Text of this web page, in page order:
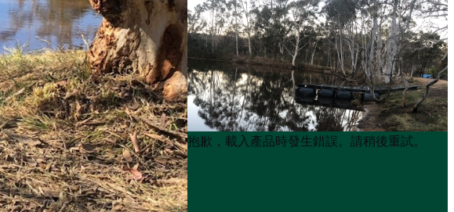
Product
List
Product
List
抱歉，載入產品時發生錯誤。請稍後重試。